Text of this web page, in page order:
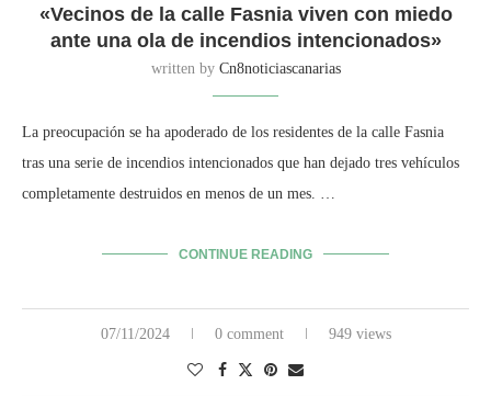
«Vecinos de la calle Fasnia viven con miedo
ante una ola de incendios intencionados»
written by Cn8noticiascanarias
La preocupación se ha apoderado de los residentes de la calle Fasnia
tras una serie de incendios intencionados que han dejado tres vehículos
completamente destruidos en menos de un mes. …
CONTINUE READING
07/11/2024 0 comment 949 views